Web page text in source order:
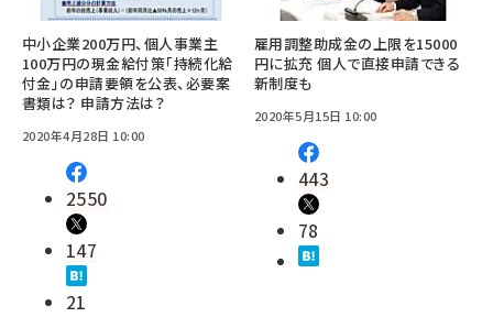
中小企業200万円、個人事業主
100万円の現金給付策「持続化給
付金」の申請要領を公表、必要案
書類は？ 申請方法は？
2020年4月28日 10:00
2550
147
21
雇用調整助成金の上限を15000
円に拡充 個人で直接申請できる
新制度も
2020年5月15日 10:00
443
78